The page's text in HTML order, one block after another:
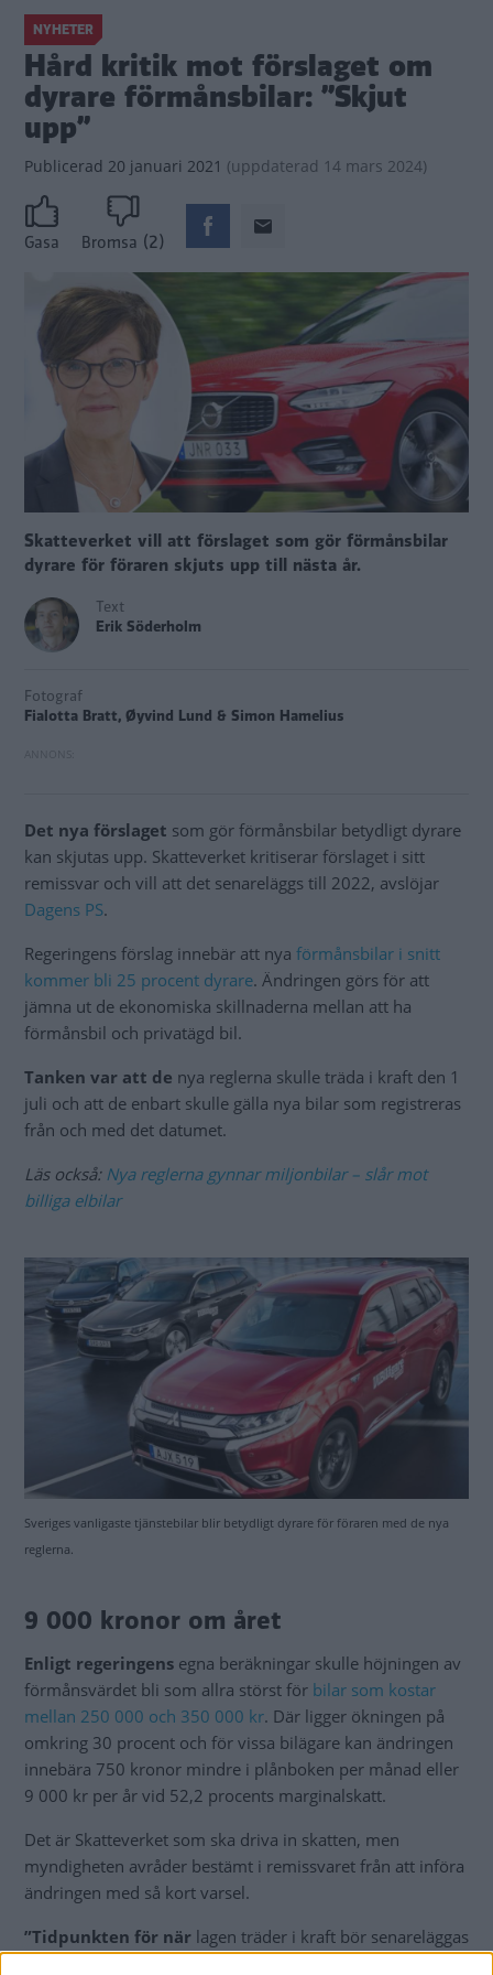
NYHETER
Hård kritik mot förslaget om
dyrare förmånsbilar: ”Skjut
upp”
Publicerad 20 januari 2021 (uppdaterad 14 mars 2024)
Gasa Bromsa (2)
Skatteverket vill att förslaget som gör förmånsbilar
dyrare för föraren skjuts upp till nästa år.
Text
Erik Söderholm
Fotograf
Fialotta Bratt, Øyvind Lund & Simon Hamelius
Det nya förslaget som gör förmånsbilar betydligt dyrare
kan skjutas upp. Skatteverket kritiserar förslaget i sitt
remissvar och vill att det senareläggs till 2022, avslöjar
Dagens PS.
Regeringens förslag innebär att nya förmånsbilar i snitt
kommer bli 25 procent dyrare. Ändringen görs för att
jämna ut de ekonomiska skillnaderna mellan att ha
förmånsbil och privatägd bil.
Tanken var att de nya reglerna skulle träda i kraft den 1
juli och att de enbart skulle gälla nya bilar som registreras
från och med det datumet.
Läs också: Nya reglerna gynnar miljonbilar – slår mot
billiga elbilar
Sveriges vanligaste tjänstebilar blir betydligt dyrare för föraren med de nya
reglerna.
9 000 kronor om året
Enligt regeringens egna beräkningar skulle höjningen av
förmånsvärdet bli som allra störst för bilar som kostar
mellan 250 000 och 350 000 kr. Där ligger ökningen på
omkring 30 procent och för vissa bilägare kan ändringen
innebära 750 kronor mindre i plånboken per månad eller
9 000 kr per år vid 52,2 procents marginalskatt.
Det är Skatteverket som ska driva in skatten, men
myndigheten avråder bestämt i remissvaret från att införa
ändringen med så kort varsel.
”Tidpunkten för när lagen träder i kraft bör senareläggas